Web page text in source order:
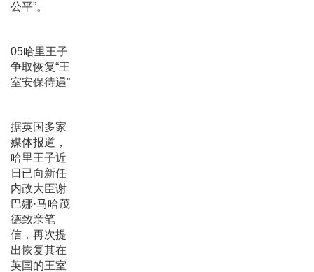
公平”。
05哈里王子
争取恢复“王
室安保待遇”
据英国多家
媒体报道，
哈里王子近
日已向新任
内政大臣谢
巴娜·马哈茂
德致亲笔
信，再次提
出恢复其在
英国的王室